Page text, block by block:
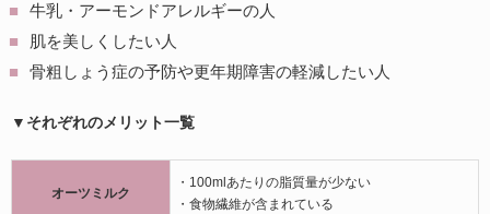
牛乳・アーモンドアレルギーの人
肌を美しくしたい人
骨粗しょう症の予防や更年期障害の軽減したい人
▼それぞれのメリット一覧
オーツミルク
・100mlあたりの脂質量が少ない
・食物繊維が含まれている